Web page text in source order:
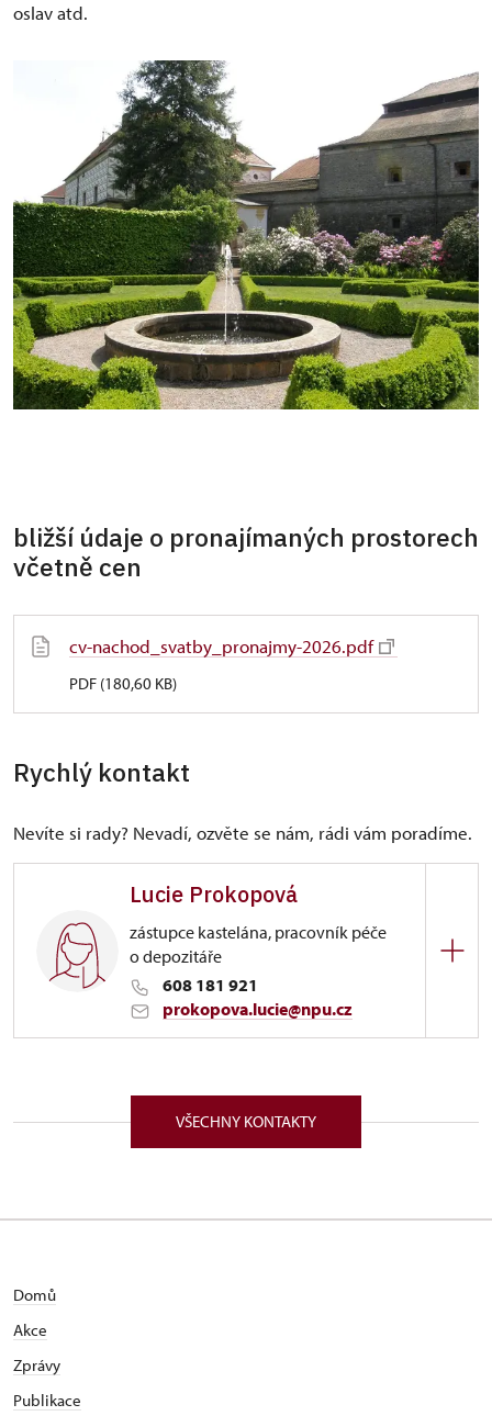
oslav atd.
bližší údaje o pronajímaných prostorech
včetně cen
cv-nachod_svatby_pronajmy-2026.pdf
PDF (180,60 KB)
Rychlý kontakt
Nevíte si rady? Nevadí, ozvěte se nám, rádi vám poradíme.
Lucie Prokopová
zástupce kastelána, pracovník péče
o depozitáře
608 181 921
prokopova.lucie@npu.cz
Zámek 1282/, Náchod 54701
VŠECHNY KONTAKTY
Domů
Akce
Zprávy
Publikace